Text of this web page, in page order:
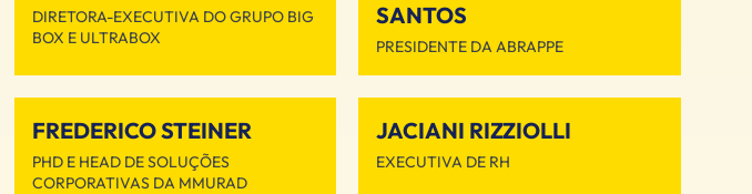
DIRETORA-EXECUTIVA DO GRUPO BIG
BOX E ULTRABOX
SANTOS
PRESIDENTE DA ABRAPPE
FREDERICO STEINER
PHD E HEAD DE SOLUÇÕES
CORPORATIVAS DA MMURAD
JACIANI RIZZIOLLI
EXECUTIVA DE RH